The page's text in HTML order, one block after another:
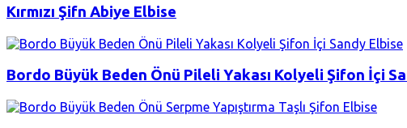
Kırmızı Şifn Abiye Elbise
Bordo Büyük Beden Önü Pileli Yakası Kolyeli Şifon İçi